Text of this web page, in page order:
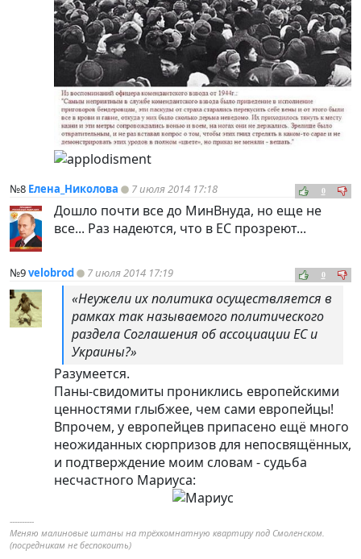
№8 Елена_Николова 7 июля 2014 17:18 0
Дошло почти все до МинВнуда, но еще не
все... Раз надеются, что в ЕС прозреют...
№9velobrod 7 июля 2014 17:19 0
«Неужели их политика осуществляется в
рамках так называемого политического
раздела Соглашения об ассоциации ЕС и
Украины?»
Разумеется.
Паны-свидомиты прониклись европейскими
ценностями глыбжее, чем сами европейцы!
Впрочем, у европейцев припасено ещё много
неожиданных сюрпризов для непосвящённых,
и подтверждение моим словам - судьба
несчастного Мариуса:
----------
Меняю малиновые штаны на трёхкомнатную квартиру под Смоленском.
(посредникам не беспокоить)